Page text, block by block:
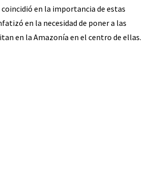
en la importancia de estas
en la necesidad de poner a las
en la Amazonía en el centro de ellas.